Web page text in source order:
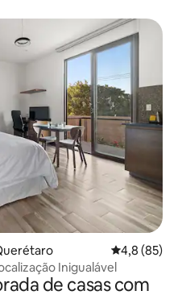
4,8 de uma
4,8 (85)
Inigualável
de casas com